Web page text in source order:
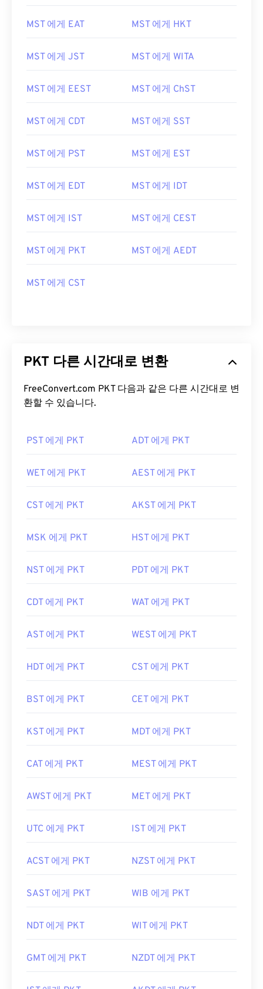
MST 에게 EAT MST 에게 HKT
MST 에게 JST MST 에게 WITA
MST 에게 EEST MST 에게 ChST
MST 에게 CDT MST 에게 SST
MST 에게 PST MST 에게 EST
MST 에게 EDT MST 에게 IDT
MST 에게 IST MST 에게 CEST
MST 에게 PKT MST 에게 AEDT
MST 에게 CST
PKT 다른 시간대로 변환
FreeConvert.com PKT 다음과 같은 다른 시간대로 변
환할 수 있습니다.
PST 에게 PKT ADT 에게 PKT
WET 에게 PKT AEST 에게 PKT
CST 에게 PKT AKST 에게 PKT
MSK 에게 PKT HST 에게 PKT
NST 에게 PKT PDT 에게 PKT
CDT 에게 PKT WAT 에게 PKT
AST 에게 PKT WEST 에게 PKT
HDT 에게 PKT CST 에게 PKT
BST 에게 PKT CET 에게 PKT
KST 에게 PKT MDT 에게 PKT
CAT 에게 PKT MEST 에게 PKT
AWST 에게 PKT MET 에게 PKT
UTC 에게 PKT IST 에게 PKT
ACST 에게 PKT NZST 에게 PKT
SAST 에게 PKT WIB 에게 PKT
NDT 에게 PKT WIT 에게 PKT
GMT 에게 PKT NZDT 에게 PKT